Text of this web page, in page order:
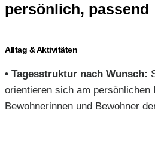
persönlich, passend
Alltag & Aktivitäten
• Tagesstruktur nach Wunsch:
orientieren sich am persönlichen
Bewohnerinnen und Bewohner